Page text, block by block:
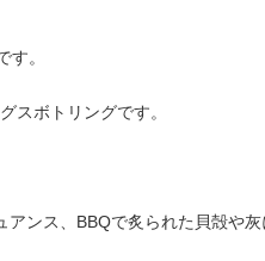
。
スボトリングです。
ンス、BBQで炙られた貝殻や